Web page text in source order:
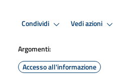
Condividi Vedi azioni
Argomenti:
Accesso all'informazione